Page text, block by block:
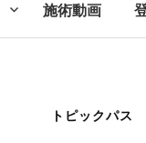
施術動画
トピックパス